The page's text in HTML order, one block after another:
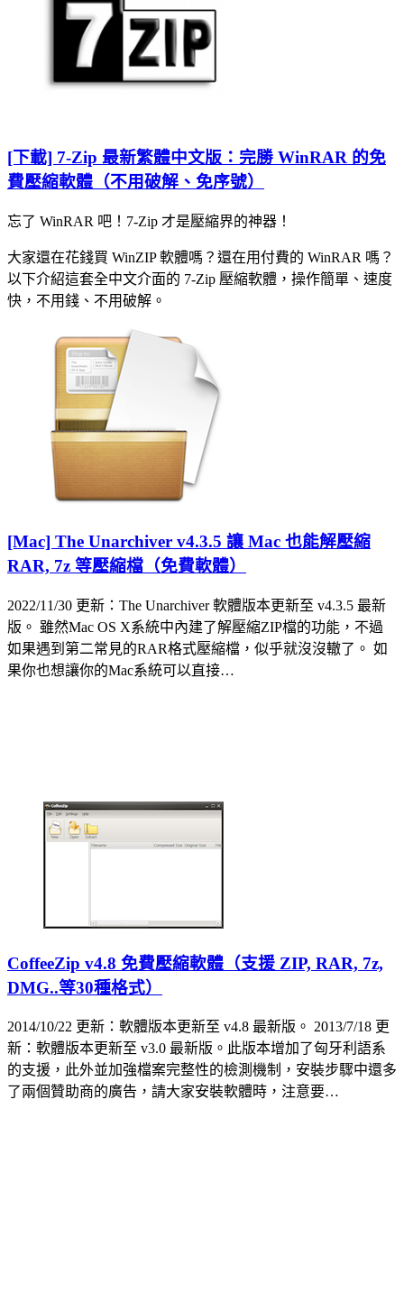
[下載] 7-Zip 最新繁體中文版：完勝 WinRAR 的免
費壓縮軟體（不用破解、免序號）
忘了 WinRAR 吧！7-Zip 才是壓縮界的神器！
大家還在花錢買 WinZIP 軟體嗎？還在用付費的 WinRAR 嗎？
以下介紹這套全中文介面的 7-Zip 壓縮軟體，操作簡單、速度
快，不用錢、不用破解。
[Mac] The Unarchiver v4.3.5 讓 Mac 也能解壓縮
RAR, 7z 等壓縮檔（免費軟體）
2022/11/30 更新：The Unarchiver 軟體版本更新至 v4.3.5 最新
版。 雖然Mac OS X系統中內建了解壓縮ZIP檔的功能，不過
如果遇到第二常見的RAR格式壓縮檔，似乎就沒沒轍了。 如
果你也想讓你的Mac系統可以直接…
CoffeeZip v4.8 免費壓縮軟體（支援 ZIP, RAR, 7z,
DMG..等30種格式）
2014/10/22 更新：軟體版本更新至 v4.8 最新版。 2013/7/18 更
新：軟體版本更新至 v3.0 最新版。此版本增加了匈牙利語系
的支援，此外並加強檔案完整性的檢測機制，安裝步驟中還多
了兩個贊助商的廣告，請大家安裝軟體時，注意要…